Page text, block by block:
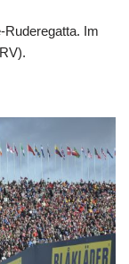
Ruderegatta. Im